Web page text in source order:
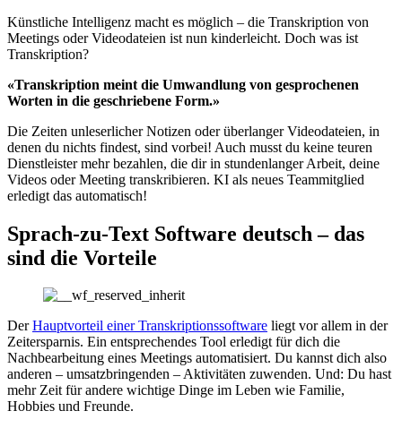
Künstliche Intelligenz macht es möglich – die Transkription von
Meetings oder Videodateien ist nun kinderleicht. Doch was ist
Transkription?
«Transkription meint die Umwandlung von gesprochenen
Worten in die geschriebene Form.»
Die Zeiten unleserlicher Notizen oder überlanger Videodateien, in
denen du nichts findest, sind vorbei! Auch musst du keine teuren
Dienstleister mehr bezahlen, die dir in stundenlanger Arbeit, deine
Videos oder Meeting transkribieren. KI als neues Teammitglied
erledigt das automatisch!
Sprach-zu-Text Software deutsch – das
sind die Vorteile
DerHauptvorteil einer Transkriptionssoftware liegt vor allem in der
Zeitersparnis. Ein entsprechendes Tool erledigt für dich die
Nachbearbeitung eines Meetings automatisiert. Du kannst dich also
anderen – umsatzbringenden – Aktivitäten zuwenden. Und: Du hast
mehr Zeit für andere wichtige Dinge im Leben wie Familie,
Hobbies und Freunde.